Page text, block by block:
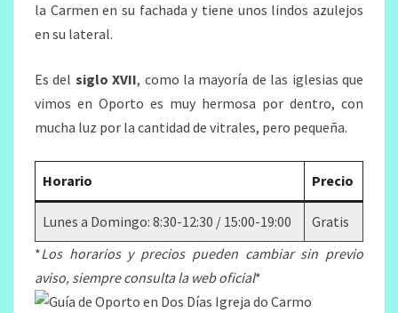
la Carmen en su fachada y tiene unos lindos azulejos
en su lateral.
Es del siglo XVII, como la mayoría de las iglesias que
vimos en Oporto es muy hermosa por dentro, con
mucha luz por la cantidad de vitrales, pero pequeña.
Horario Precio
Lunes a Domingo: 8:30-12:30 / 15:00-19:00
Gratis
*Los horarios y precios pueden cambiar sin previo
aviso, siempre consulta la web oficial*